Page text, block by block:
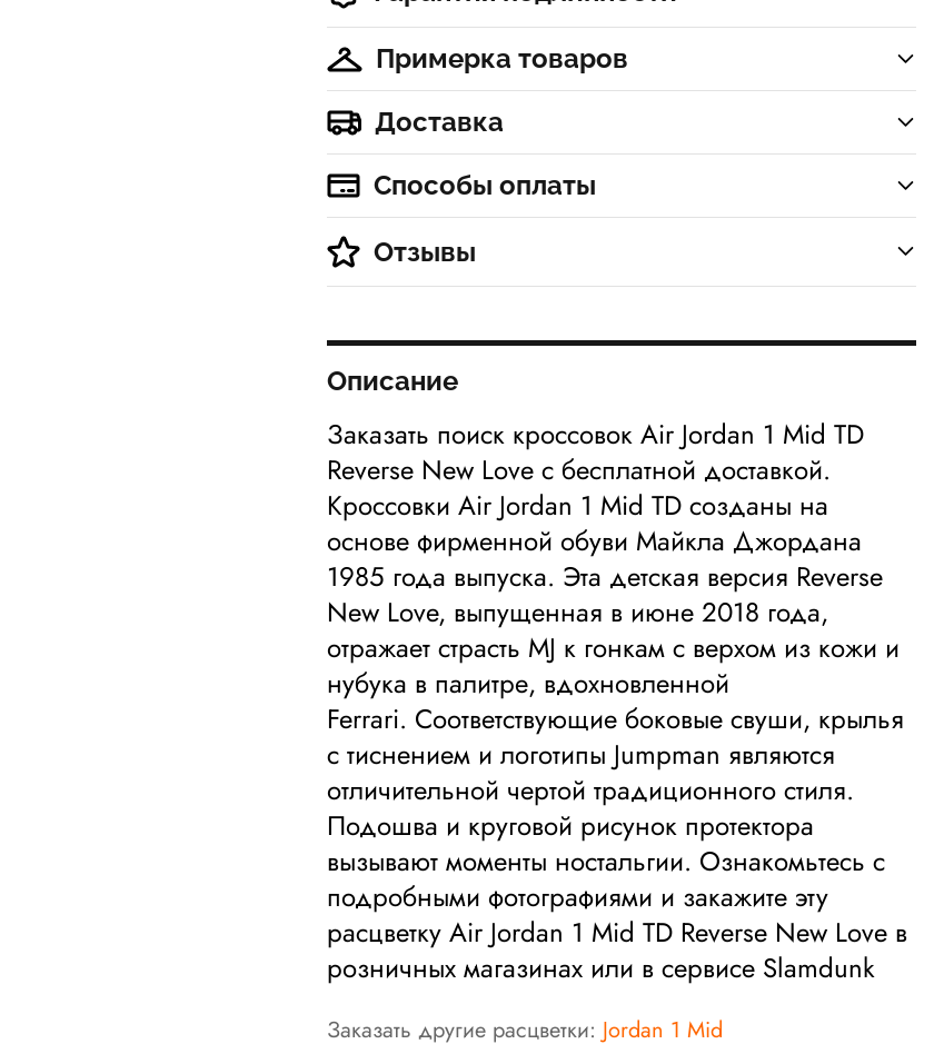
Примерка товаров
Доставка
Способы оплаты
Отзывы
Описание
Заказать поиск кроссовок Air Jordan 1 Mid TD
Reverse New Love с бесплатной доставкой.
Кроссовки Air Jordan 1 Mid TD созданы на
основе фирменной обуви Майкла Джордана
1985 года выпуска. Эта детская версия Reverse
New Love, выпущенная в июне 2018 года,
отражает страсть MJ к гонкам с верхом из кожи и
нубука в палитре, вдохновленной
Ferrari. Соответствующие боковые свуши, крылья
с тиснением и логотипы Jumpman являются
отличительной чертой традиционного стиля.
Подошва и круговой рисунок протектора
вызывают моменты ностальгии. Ознакомьтесь с
подробными фотографиями и закажите эту
расцветку Air Jordan 1 Mid TD Reverse New Love в
розничных магазинах или в сервисе Slamdunk
Заказать другие расцветки: Jordan 1 Mid